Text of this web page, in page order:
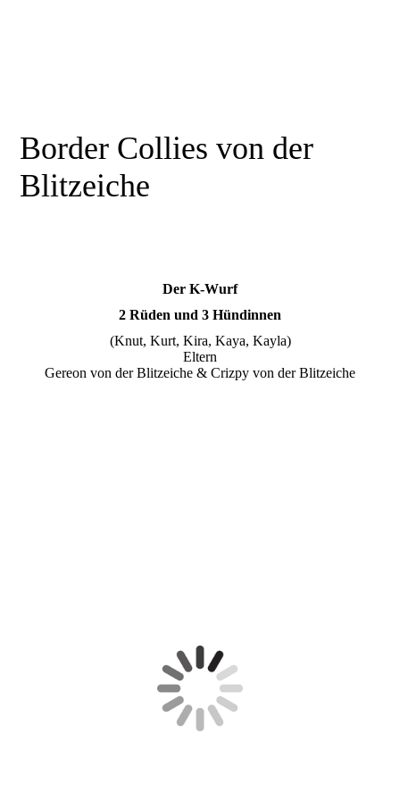
Border Collies von der
Blitzeiche
Der K-Wurf
2 Rüden und 3 Hündinnen
(Knut, Kurt, Kira, Kaya, Kayla)
Eltern
Gereon von der Blitzeiche & Crizpy von der Blitzeiche